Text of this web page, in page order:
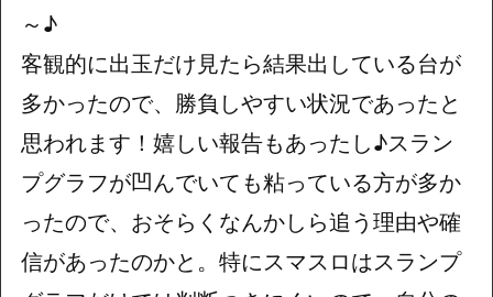
～♪
客観的に出玉だけ見たら結果出している台が
多かったので、勝負しやすい状況であったと
思われます！嬉しい報告もあったし♪スラン
プグラフが凹んでいても粘っている方が多か
ったので、おそらくなんかしら追う理由や確
信があったのかと。特にスマスロはスランプ